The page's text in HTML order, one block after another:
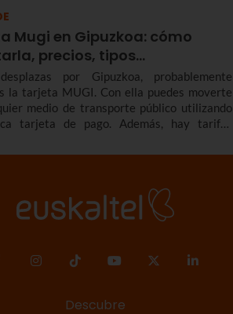
Mugi en Gipuzkoa: cómo
precios, tipos…
por Gipuzkoa, probablemente
la tarjeta MUGI. Con ella puedes moverte
medio de transporte público utilizando
tarjeta de pago. Además, hay tarifas
solicitarla, qué tipos de tarjeta MUGI
Descubre